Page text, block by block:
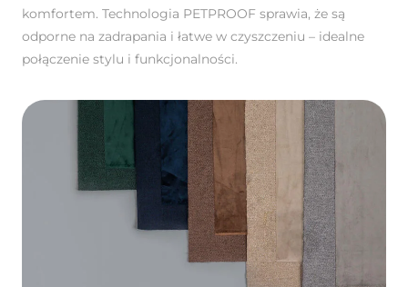
komfortem. Technologia PETPROOF sprawia, że są
odporne na zadrapania i łatwe w czyszczeniu – idealne
połączenie stylu i funkcjonalności.